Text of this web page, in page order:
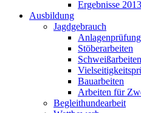
Ergebnisse 2013
Ausbildung
Jagdgebrauch
Stöberarbeiten
Schweißarbeiten
Bauarbeiten
Arbeiten für
Begleithundearbeit